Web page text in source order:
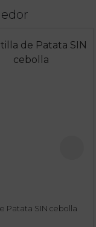
Patata SIN cebolla